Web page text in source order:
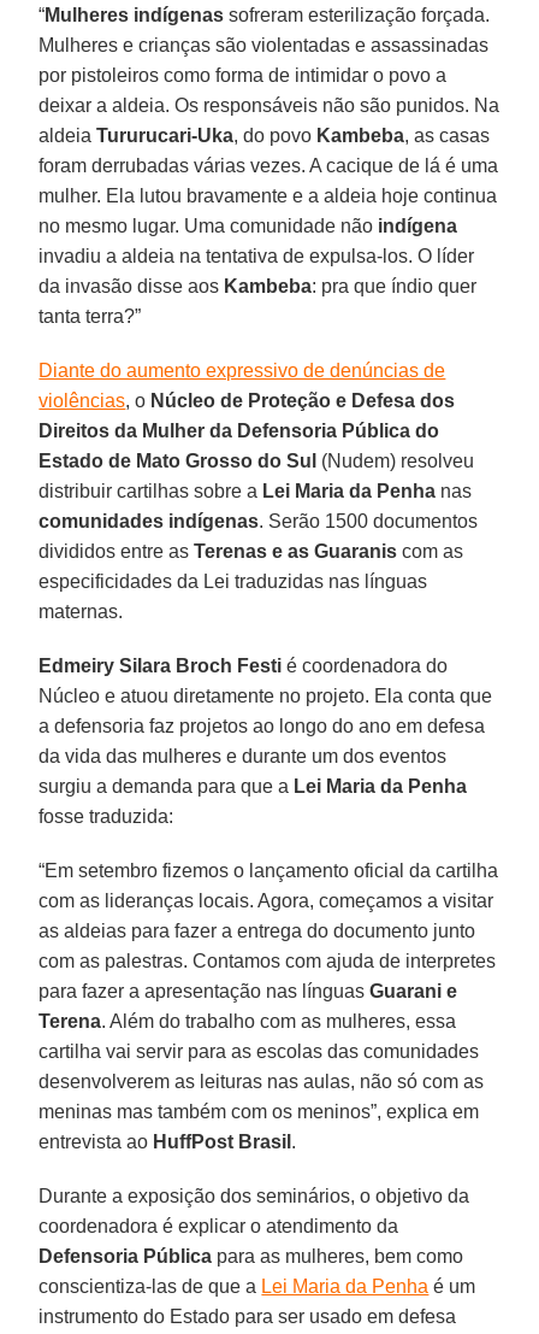
“Mulheres indígenas sofreram esterilização forçada.
Mulheres e crianças são violentadas e assassinadas
por pistoleiros como forma de intimidar o povo a
deixar a aldeia. Os responsáveis não são punidos. Na
aldeiaTururucari-Uka, do povo Kambeba, as casas
foram derrubadas várias vezes. A cacique de lá é uma
mulher. Ela lutou bravamente e a aldeia hoje continua
no mesmo lugar. Uma comunidade não indígena
invadiu a aldeia na tentativa de expulsa-los. O líder
da invasão disse aos Kambeba: pra que índio quer
tanta terra?”
Diante do aumento expressivo de denúncias de
violências, o Núcleo de Proteção e Defesa dos
Direitos da Mulher da Defensoria Pública do
Estado de Mato Grosso do Sul (Nudem) resolveu
distribuir cartilhas sobre a Lei Maria da Penha nas
comunidades indígenas. Serão 1500 documentos
divididos entre asTerenas e as Guaranis com as
especificidades da Lei traduzidas nas línguas
maternas.
Edmeiry Silara Broch Festi é coordenadora do
Núcleo e atuou diretamente no projeto. Ela conta que
a defensoria faz projetos ao longo do ano em defesa
da vida das mulheres e durante um dos eventos
surgiu a demanda para que a Lei Maria da Penha
fosse traduzida:
“Em setembro fizemos o lançamento oficial da cartilha
com as lideranças locais. Agora, começamos a visitar
as aldeias para fazer a entrega do documento junto
com as palestras. Contamos com ajuda de interpretes
para fazer a apresentação nas línguasGuarani e
Terena. Além do trabalho com as mulheres, essa
cartilha vai servir para as escolas das comunidades
desenvolverem as leituras nas aulas, não só com as
meninas mas também com os meninos”, explica em
entrevista ao HuffPost Brasil .
Durante a exposição dos seminários, o objetivo da
coordenadora é explicar o atendimento da
Defensoria Pública para as mulheres, bem como
conscientiza-las de que a Lei Maria da Penha é um
instrumento do Estado para ser usado em defesa